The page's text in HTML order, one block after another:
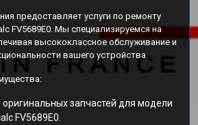
предоставляет услуги по ремонту
FV5689E0. Мы специализируемся на
высококлассное обслуживание и
вашего устройства.
оригинальных запчастей для модели
FV5689E0.